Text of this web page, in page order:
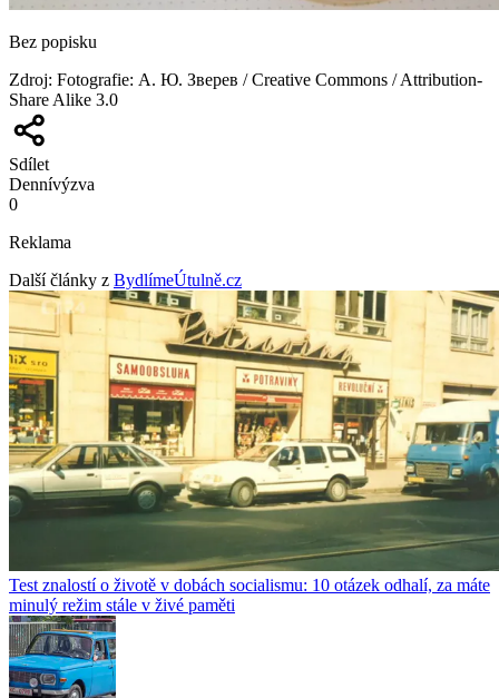
Bez popisku
Zdroj: Fotografie: А. Ю. Зверев / Creative Commons / Attribution-
Share Alike 3.0
Sdílet
Dennívýzva
0
Reklama
Další články z BydlímeÚtulně.cz
Test znalostí o životě v dobách socialismu: 10 otázek odhalí, za máte
minulý režim stále v živé paměti